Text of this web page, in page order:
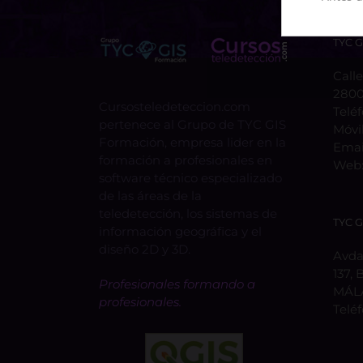
Profesionales formando a
profesionales.
TYC
Web:
TYC